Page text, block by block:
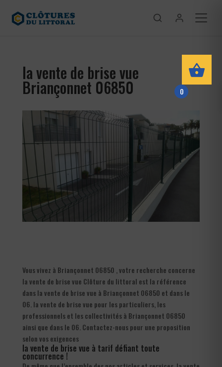
la vente de brise vue
Briançonnet 06850
Vous vivez à Briançonnet 06850 , votre recherche concerne
la vente de brise vue Clôture du littoral est la référence
dans la vente de brise vue à Briançonnet 06850 et dans le
06. la vente de brise vue pour les particuliers, les
professionnels et les collectivités à Briançonnet 06850
ainsi que dans le 06. Contactez-nous pour une proposition
selon vos exigences
la vente de brise vue à tarif défiant toute
concurrence !
0